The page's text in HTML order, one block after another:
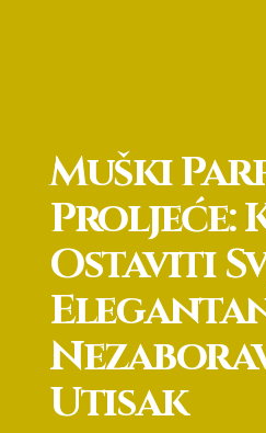
Muški
Proljeće:
Ostaviti
Utisak